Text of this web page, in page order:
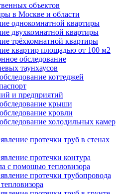
объектов
в Москве и области
однокомнатной квартиры
двухкомнатной квартиры
трёхкомнатной квартиры
квартир площадью от 100 м2
обследование
таунхаусов
коттеджей
и предприятий
крыши
кровли
холодильных камер
протечки труб в стенах
протечки контура
с помощью тепловизора
протечки трубопровода